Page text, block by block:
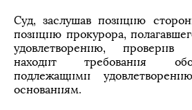
Суд, заслушав позицию
позицию прокурора,
удовлетворению, проверив
находит требования
подлежащими
основаниям.